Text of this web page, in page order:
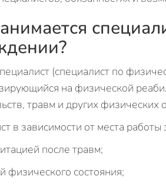
(специалист по
на физической
травм и других физических
в зависимости от места работы
после травм;
физического состояния;